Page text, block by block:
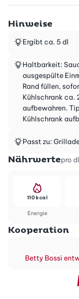
Hinweise
Ergibt ca. 5 dl
Haltbarkeit:
ausgespülte
Rand füllen,
Kühlschrank ca.
aufbewahren.
Kühlschrank
Passt zu:
Nährwertepro dl
Energie
110 kcal
Kooperation
Betty Bossi